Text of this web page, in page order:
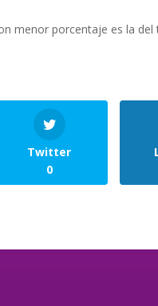
porcentaje es la del
Twitter
0